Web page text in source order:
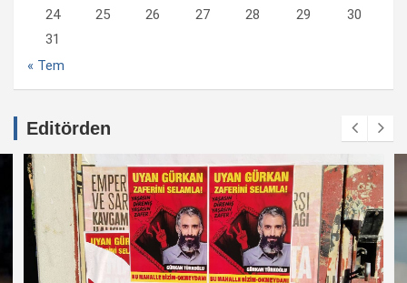
24
25 26 27 28 29
30
31
« Tem
Editörden